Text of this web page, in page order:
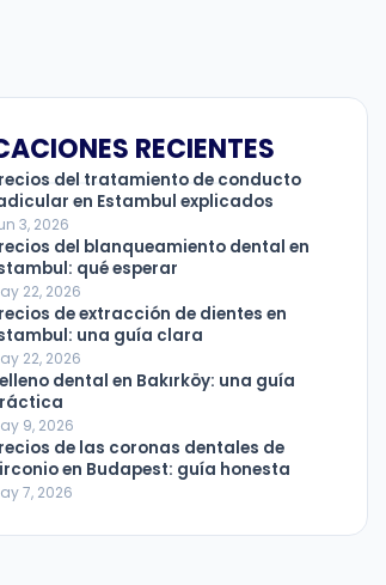
RECIENTES
del tratamiento de conducto
en Estambul explicados
3, 2026
del blanqueamiento dental en
qué esperar
22, 2026
de extracción de dientes en
una guía clara
22, 2026
dental en Bakırköy: una guía
9, 2026
de las coronas dentales de
en Budapest: guía honesta
7, 2026